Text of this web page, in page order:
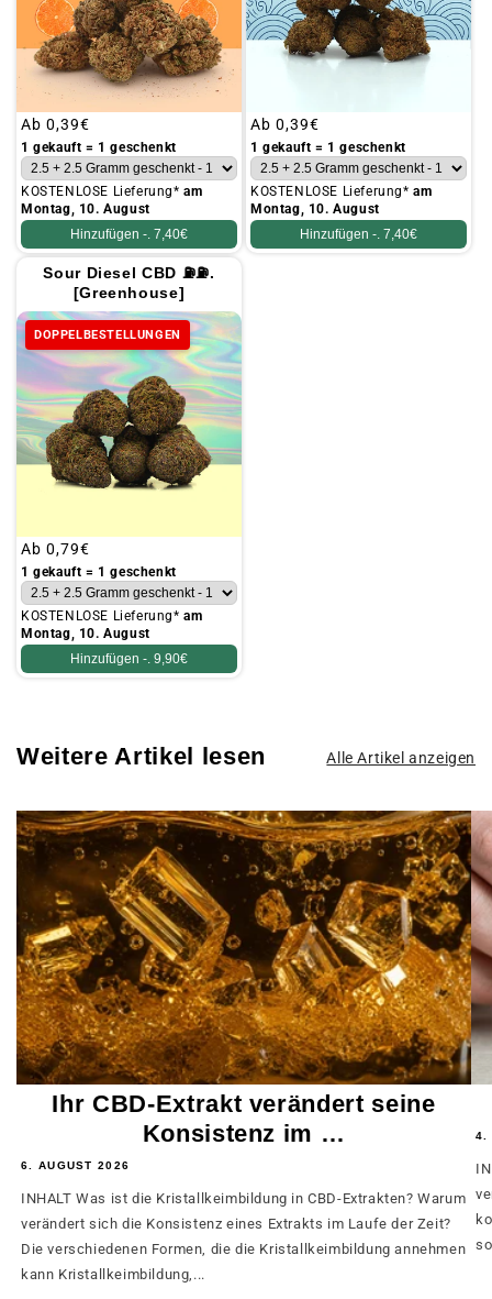
Üblicher
Preis
Ab 0,39€
1 gekauft = 1 geschenkt
KOSTENLOSE Lieferung*am
Montag, 10. August
Hinzufügen -. 7,40€
Üblicher
Preis
Ab 0,39€
1 gekauft = 1 geschenkt
KOSTENLOSE Lieferung*am
Montag, 10. August
Hinzufügen -. 7,40€
Sour Diesel CBD ⛽⛽.
[Greenhouse]
DOPPELBESTELLUNGEN
Üblicher
Preis
Ab 0,79€
1 gekauft = 1 geschenkt
KOSTENLOSE Lieferung*am
Montag, 10. August
Hinzufügen -. 9,90€
Weitere Artikel lesen Alle Artikel anzeigen
Ihr CBD-Extrakt verändert seine
Konsistenz im …
6. AUGUST 2026
INHALT Was ist die Kristallkeimbildung in CBD-Extrakten? Warum
verändert sich die Konsistenz eines Extrakts im Laufe der Zeit?
Die verschiedenen Formen, die die Kristallkeimbildung annehmen
kann Kristallkeimbildung,...
4.